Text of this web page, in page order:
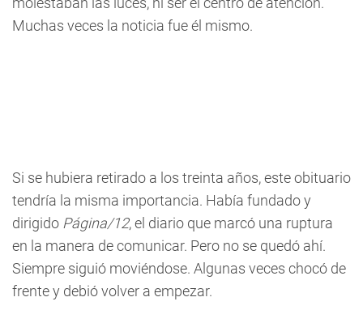
Muchas veces la noticia fue él mismo.
Si se hubiera retirado a los treinta años, este obituario
tendría la misma importancia. Había fundado y
dirigido Página/12, el diario que marcó una ruptura
en la manera de comunicar. Pero no se quedó ahí.
Siempre siguió moviéndose. Algunas veces chocó de
frente y debió volver a empezar.